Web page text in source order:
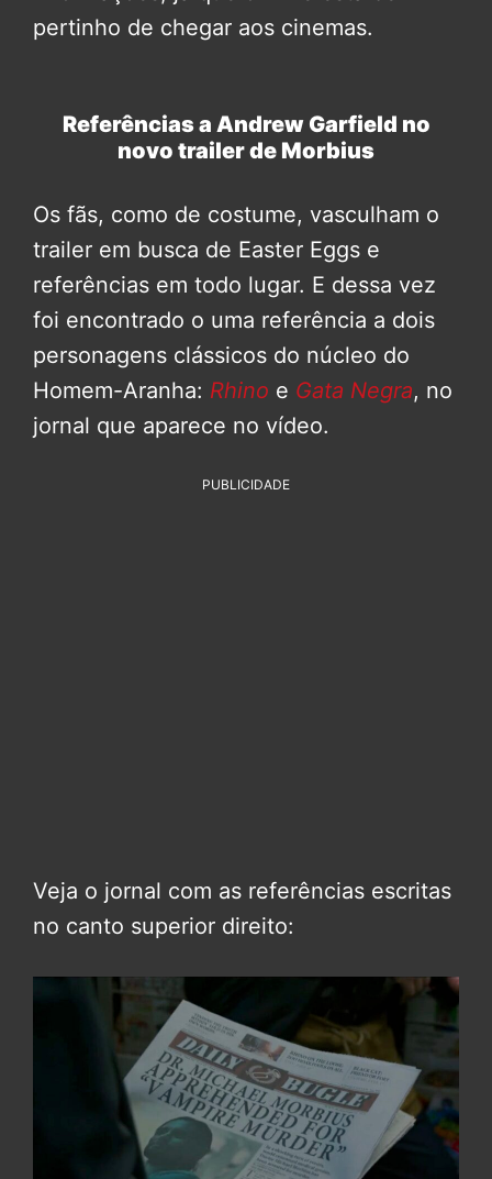
pertinho de chegar aos cinemas.
Referências a Andrew Garfield no
novo trailer de Morbius
Os fãs, como de costume, vasculham o
trailer em busca de Easter Eggs e
referências em todo lugar. E dessa vez
foi encontrado o uma referência a dois
personagens clássicos do núcleo do
Homem-Aranha: Rhino e Gata Negra, no
jornal que aparece no vídeo.
PUBLICIDADE
Veja o jornal com as referências escritas
no canto superior direito: